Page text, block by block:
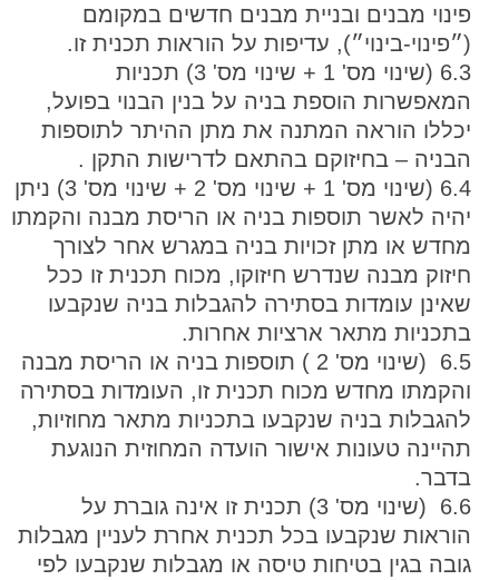
פינוי מבנים ובניית מבנים חדשים במקומם
(״פינוי-בינוי״), עדיפות על הוראות תכנית זו.
6.3 (שינוי מס' 1 + שינוי מס' 3) תכניות
המאפשרות הוספת בניה על בנין הבנוי בפועל,
יכללו הוראה המתנה את מתן ההיתר לתוספות
הבניה – בחיזוקם בהתאם לדרישות התקן .
6.4 (שינוי מס' 1 + שינוי מס' 2 + שינוי מס' 3) ניתן
יהיה לאשר תוספות בניה או הריסת מבנה והקמתו
מחדש או מתן זכויות בניה במגרש אחר לצורך
חיזוק מבנה שנדרש חיזוקו, מכוח תכנית זו ככל
שאינן עומדות בסתירה להגבלות בניה שנקבעו
בתכניות מתאר ארציות אחרות.
6.5 (שינוי מס' 2 ) תוספות בניה או הריסת מבנה
והקמתו מחדש מכוח תכנית זו, העומדות בסתירה
להגבלות בניה שנקבעו בתכניות מתאר מחוזיות,
תהיינה טעונות אישור הועדה המחוזית הנוגעת
בדבר.
6.6 (שינוי מס' 3) תכנית זו אינה גוברת על
הוראות שנקבעו בכל תכנית אחרת לעניין מגבלות
גובה בגין בטיחות טיסה או מגבלות שנקבעו לפי